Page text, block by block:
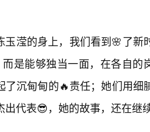
玉滢的身上，我们看到🌸了新
而是能够独当一面，在各自
了沉甸甸的🔥责任；她们用
出代表😎，她的故事，还在继